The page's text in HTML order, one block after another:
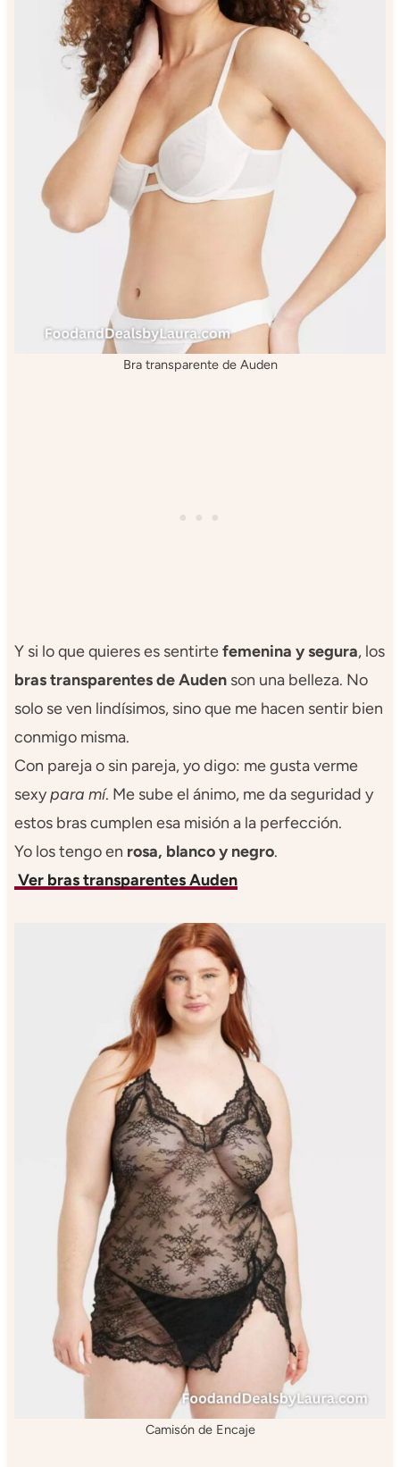
Bra transparente de Auden
Y si lo que quieres es sentirtefemenina y segura, los
bras transparentes de Audenson una belleza. No
solo se ven lindísimos, sino que me hacen sentir bien
conmigo misma.
Con pareja o sin pareja, yo digo: me gusta verme
sexypara mí. Me sube el ánimo, me da seguridad y
estos bras cumplen esa misión a la perfección.
Yo los tengo en rosa, blanco y negro.
Ver bras transparentes Auden
Camisón de Encaje